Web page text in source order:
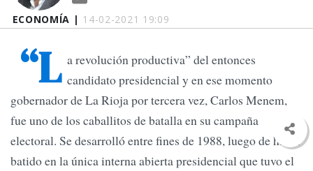
ECONOMÍA | 14-02-2021 19:09
“L a revolución productiva” del entonces
candidato presidencial y en ese momento
gobernador de La Rioja por tercera vez, Carlos Menem,
fue uno de los caballitos de batalla en su campaña
electoral. Se desarrolló entre fines de 1988, luego de haber
batido en la única interna abierta presidencial que tuvo el